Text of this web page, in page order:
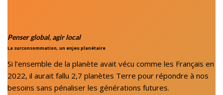
Penser global, agir local
La surconsommation, un enjeu planétaire
Si l’ensemble de la planète avait vécu comme les Français en
2022, il aurait fallu 2,7 planètes Terre pour répondre à nos
besoins sans pénaliser les générations futures.